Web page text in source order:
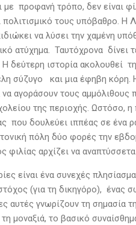
προφανή τρόπο, δεν είναι
πολιτισμικό τους υπόβαθρο.
να λύσει την χαμένη
ατύχημα. Ταυτόχρονα
Η δεύτερη ιστορία ακολουθεί
σύζυγο και μια έφηβη κόρη. Η
να αγοράσουν τους αμμόλιθους
της περιοχής. Ωστόσο, η
που δουλεύει ιππέας σε ένα
πόλη δύο φορές την
φιλίας αρχίζει να
είναι ένα συνεχές
(για τη δικηγόρο), ένας
αυτές γνωρίζουν τη σημασία
μοναξιά, το βασικό